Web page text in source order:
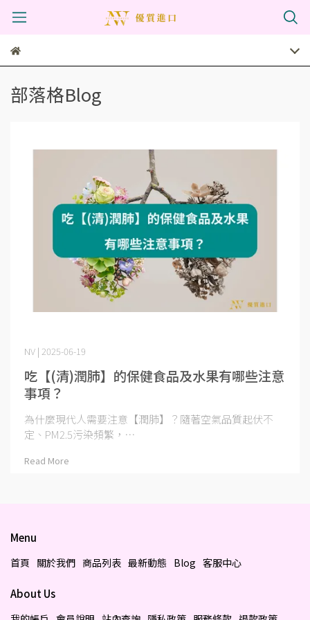
部落格Blog
吃【(清)潤肺】的保健食品及水果有哪些注意
事項？
NV | 2025-06-19
為什麼現代人需要注意【潤肺】？隨著空氣品質起伏不
定、PM2.5污染頻繁，⋯
Read More
Menu
首頁 關於我們 商品列表 最新動態 Blog 客服中心
About Us